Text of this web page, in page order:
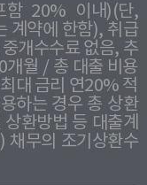
함 20% 이내)(단,
계약에 한함), 취급
개수수료 없음, 추
개월 / 총 대출 비용
대 금리 연20% 적
하는 경우 총 상환
환방법 등 대출계
채무의 조기상환수